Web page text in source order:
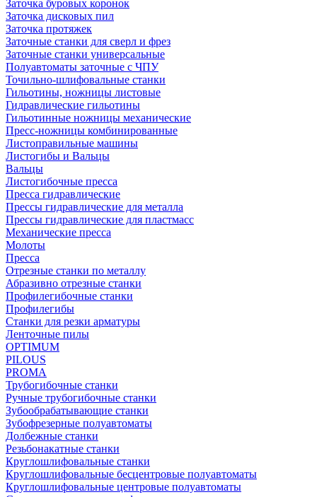
Заточка буровых коронок
Заточка дисковых пил
Заточка протяжек
Заточные станки для сверл и фрез
Заточные станки универсальные
Полуавтоматы заточные с ЧПУ
Точильно-шлифовальные станки
Гильотины, ножницы листовые
Гидравлические гильотины
Гильотинные ножницы механические
Пресс-ножницы комбинированные
Листоправильные машины
Листогибы и Вальцы
Вальцы
Листогибочные пресса
Пресса гидравлические
Прессы гидравлические для металла
Прессы гидравлические для пластмасс
Механические пресса
Молоты
Пресса
Отрезные станки по металлу
Абразивно отрезные станки
Профилегибочные станки
Профилегибы
Станки для резки арматуры
Ленточные пилы
OPTIMUM
PILOUS
PROMA
Трубогибочные станки
Ручные трубогибочные станки
Зубообрабатывающие станки
Зубофрезерные полуавтоматы
Долбежные станки
Резьбонакатные станки
Круглошлифовальные станки
Круглошлифовальные бесцентровые полуавтоматы
Круглошлифовальные центровые полуавтоматы